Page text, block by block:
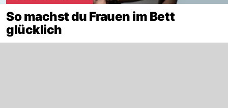
So machst du Frauen im Bett
glücklich